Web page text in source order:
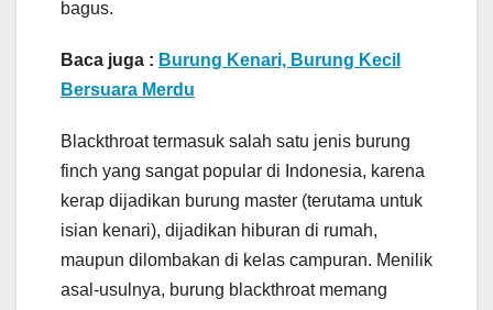
bagus.
Baca juga : Burung Kenari, Burung Kecil
Bersuara Merdu
Blackthroat termasuk salah satu jenis burung
finch yang sangat popular di Indonesia, karena
kerap dijadikan burung master (terutama untuk
isian kenari), dijadikan hiburan di rumah,
maupun dilombakan di kelas campuran. Menilik
asal-usulnya, burung blackthroat memang